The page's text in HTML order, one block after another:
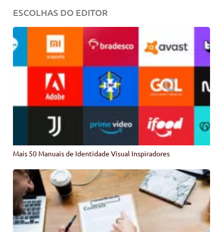
ESCOLHAS DO EDITOR
Mais 50 Manuais de Identidade Visual Inspiradores